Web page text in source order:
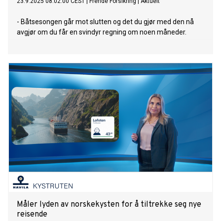
- Båtsesongen går mot slutten og det du gjør med den nå
avgjør om du får en svindyr regning om noen måneder.
Måler lyden av norskekysten for å tiltrekke seg nye
reisende